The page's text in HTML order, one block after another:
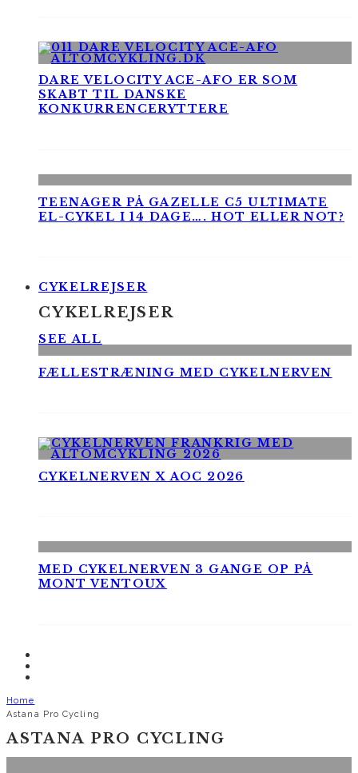
DARE VELOCITY ACE-AFO ER SOM
SKABT TIL DANSKE
KONKURRENCERYTTERE
TEENAGER PÅ GAZELLE C5 ULTIMATE
EL-CYKEL I 14 DAGE…. HOT ELLER NOT?
CYKELREJSER
CYKELREJSER
SEE ALL
FÆLLESTRÆNING MED CYKELNERVEN
CYKELNERVEN X AOC 2026
MED CYKELNERVEN 3 GANGE OP PÅ
MONT VENTOUX
Home
Astana Pro Cycling
ASTANA PRO CYCLING